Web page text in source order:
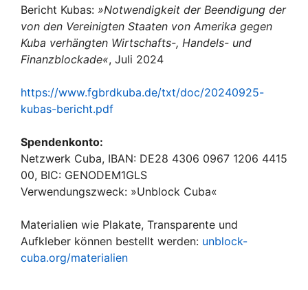
Bericht Kubas: »Notwendigkeit der Beendigung der
von den Vereinigten Staaten von Amerika gegen
Kuba verhängten Wirtschafts-, Handels- und
Finanzblockade«, Juli 2024
https://www.fgbrdkuba.de/txt/doc/20240925-
kubas-bericht.pdf
Spendenkonto:
Netzwerk Cuba, IBAN: DE28 4306 0967 1206 4415
00, BIC: GENODEM1GLS
Verwendungszweck: »Unblock Cuba«
Materialien wie Plakate, Transparente und
Aufkleber können bestellt werden: unblock-
cuba.org/materialien